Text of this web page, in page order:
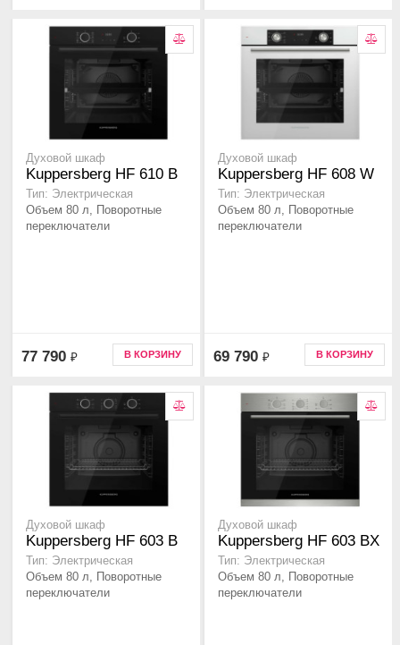
Духовой шкаф
Kuppersberg HF 610 B
Тип: Электрическая
Объем 80 л, Поворотные
переключатели
77 790 ₽ В КОРЗИНУ
Духовой шкаф
Kuppersberg HF 608 W
Тип: Электрическая
Объем 80 л, Поворотные
переключатели
69 790 ₽ В КОРЗИНУ
Духовой шкаф
Kuppersberg HF 603 B
Тип: Электрическая
Объем 80 л, Поворотные
переключатели
Духовой шкаф
Kuppersberg HF 603 BX
Тип: Электрическая
Объем 80 л, Поворотные
переключатели